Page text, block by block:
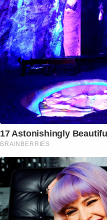
17 Astonishingly
BRAINBERRIES